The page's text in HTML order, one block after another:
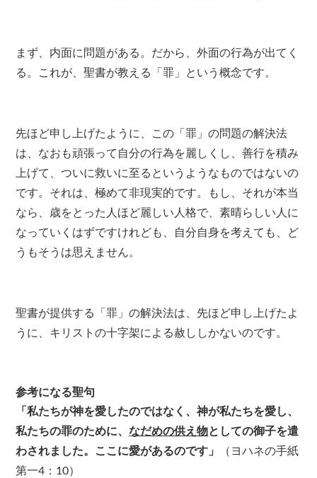
まず、内面に問題がある。だから、外面の行為が出てく
る。これが、聖書が教える「罪」という概念です。
先ほど申し上げたように、この「罪」の問題の解決法
は、なおも頑張って自分の行為を麗しくし、善行を積み
上げて、ついに救いに至るというようなものではないの
です。それは、極めて非現実的です。もし、それが本当
なら、歳をとった人ほど麗しい人格で、素晴らしい人に
なっていくはずですけれども、自分自身を考えても、ど
うもそうは思えません。
聖書が提供する「罪」の解決法は、先ほど申し上げたよ
うに、キリストの十字架による赦ししかないのです。
参考になる聖句
「私たちが神を愛したのではなく、神が私たちを愛し、
私たちの罪のために、なだめの供え物としての御子を遣
わされました。ここに愛があるのです」
（ヨハネの手紙
第一4：10）